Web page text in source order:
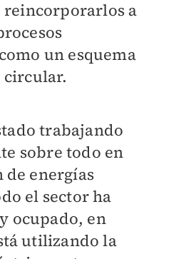
reincorporarlos a
un esquema
circular.
trabajando
sobre todo en
de energías
el sector ha
ocupado, en
utilizando la